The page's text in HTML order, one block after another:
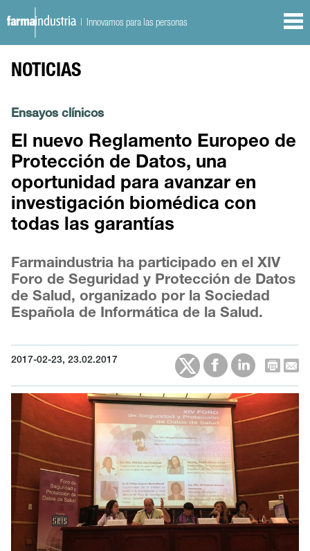
| Innovamos para las personas
NOTICIAS
Ensayos clínicos
El nuevo Reglamento Europeo de
Protección de Datos, una
oportunidad para avanzar en
investigación biomédica con
todas las garantías
Farmaindustria ha participado en el XIV
Foro de Seguridad y Protección de Datos
de Salud, organizado por la Sociedad
Española de Informática de la Salud.
2017-02-23, 23.02.2017